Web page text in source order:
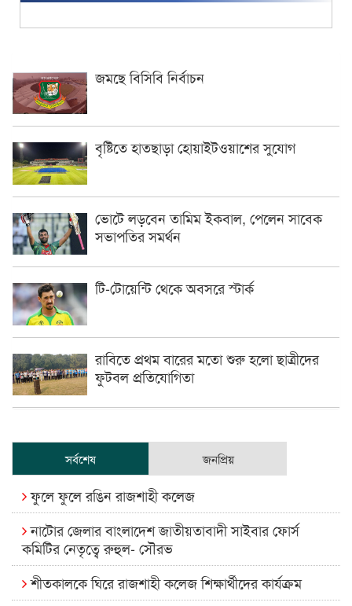
জমছে বিসিবি নির্বাচন
বৃষ্টিতে হাতছাড়া হোয়াইটওয়াশের সুযোগ
ভোটে লড়বেন তামিম ইকবাল, পেলেন সাবেক
সভাপতির সমর্থন
টি-টোয়েন্টি থেকে অবসরে স্টার্ক
রাবিতে প্রথম বারের মতো শুরু হলো ছাত্রীদের
ফুটবল প্রতিযোগিতা
সর্বশেষ জনপ্রিয়
ফুলে ফুলে রঙিন রাজশাহী কলেজ
নাটোর জেলার বাংলাদেশ জাতীয়তাবাদী সাইবার ফোর্স
কমিটির নেতৃত্বে রুহুল- সৌরভ
শীতকালকে ঘিরে রাজশাহী কলেজ শিক্ষার্থীদের কার্যক্রম